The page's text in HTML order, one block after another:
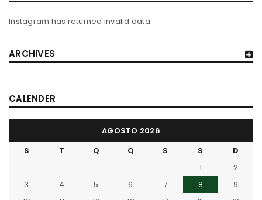
Instagram has returned invalid data.
ARCHIVES
CALENDER
AGOSTO 2026
S
T Q Q S S
D
1
2
3
4 5 6 7 8
9